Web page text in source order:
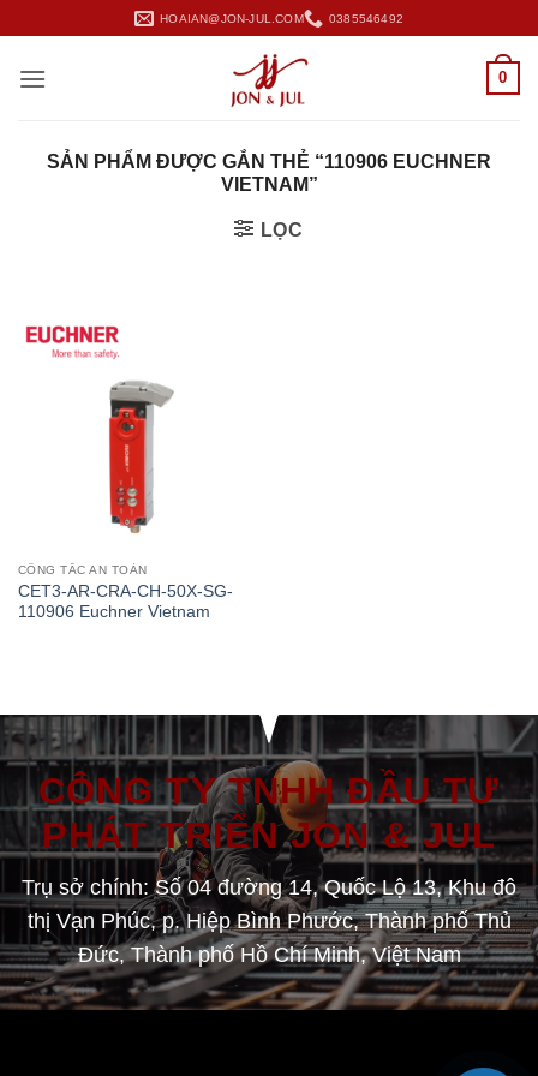
nội
HOAIAN@JON-JUL.COM 0385546492
0
SẢN PHẨM ĐƯỢC GẮN THẺ “110906 EUCHNER
VIETNAM”
LỌC
CÔNG TẮC AN TOÀN
CET3-AR-CRA-CH-50X-SG-
110906 Euchner Vietnam
CÔNG TY TNHH ĐẦU TƯ
PHÁT TRIỂN JON & JUL
Trụ sở chính: Số 04 đường 14, Quốc Lộ 13, Khu đô
thị Vạn Phúc, p. Hiệp Bình Phước, Thành phố Thủ
Đức, Thành phố Hồ Chí Minh, Việt Nam